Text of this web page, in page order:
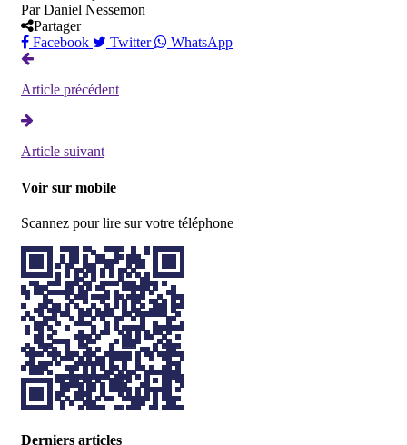
Par Daniel Nessemon
Partager
Facebook
Twitter WhatsApp
Article précédent
Article suivant
Voir sur mobile
Scannez pour lire sur votre téléphone
Derniers articles